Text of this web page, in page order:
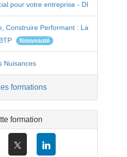
pour votre entreprise - DI
Construire Performant : La
Nouveauté
Nuisances
formations
formation